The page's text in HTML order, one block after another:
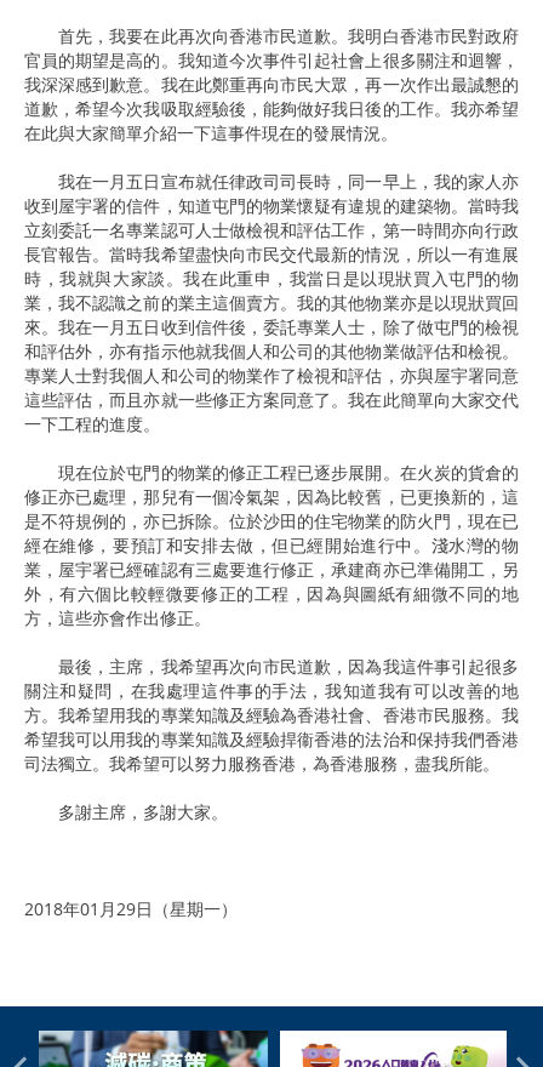
首先，我要在此再次向香港市民道歉。我明白香港市民對政府
官員的期望是高的。我知道今次事件引起社會上很多關注和迴響，
我深深感到歉意。我在此鄭重再向市民大眾，再一次作出最誠懇的
道歉，希望今次我吸取經驗後，能夠做好我日後的工作。我亦希望
在此與大家簡單介紹一下這事件現在的發展情況。
我在一月五日宣布就任律政司司長時，同一早上，我的家人亦
收到屋宇署的信件，知道屯門的物業懷疑有違規的建築物。當時我
立刻委託一名專業認可人士做檢視和評估工作，第一時間亦向行政
長官報告。當時我希望盡快向市民交代最新的情況，所以一有進展
時，我就與大家談。我在此重申，我當日是以現狀買入屯門的物
業，我不認識之前的業主這個賣方。我的其他物業亦是以現狀買回
來。我在一月五日收到信件後，委託專業人士，除了做屯門的檢視
和評估外，亦有指示他就我個人和公司的其他物業做評估和檢視。
專業人士對我個人和公司的物業作了檢視和評估，亦與屋宇署同意
這些評估，而且亦就一些修正方案同意了。我在此簡單向大家交代
一下工程的進度。
現在位於屯門的物業的修正工程已逐步展開。在火炭的貨倉的
修正亦已處理，那兒有一個冷氣架，因為比較舊，已更換新的，這
是不符規例的，亦已拆除。位於沙田的住宅物業的防火門，現在已
經在維修，要預訂和安排去做，但已經開始進行中。淺水灣的物
業，屋宇署已經確認有三處要進行修正，承建商亦已準備開工，另
外，有六個比較輕微要修正的工程，因為與圖紙有細微不同的地
方，這些亦會作出修正。
最後，主席，我希望再次向市民道歉，因為我這件事引起很多
關注和疑問，在我處理這件事的手法，我知道我有可以改善的地
方。我希望用我的專業知識及經驗為香港社會、香港市民服務。我
希望我可以用我的專業知識及經驗捍衞香港的法治和保持我們香港
司法獨立。我希望可以努力服務香港，為香港服務，盡我所能。
多謝主席，多謝大家。
2018年01月29日（星期一）